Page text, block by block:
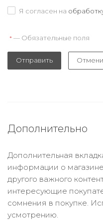
Я согласен на
* — Обязательные поля
Отправить
Дополнительно
Дополнительная
информации о
другого важного
интересующие
сомнения в покупке.
усмотрению.